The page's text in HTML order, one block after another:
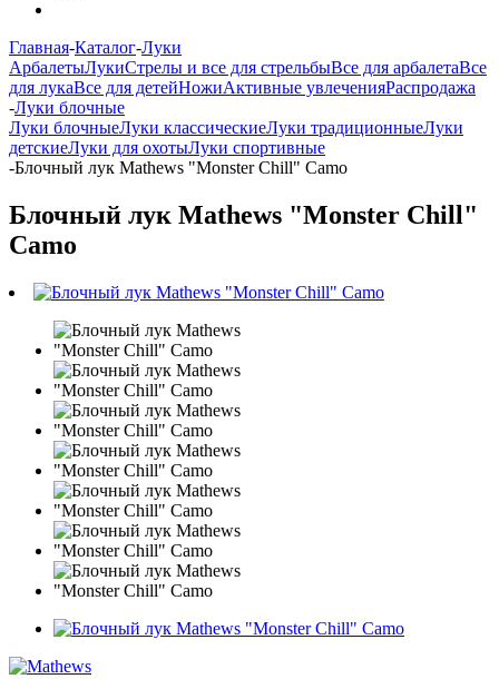
Главная-Каталог-Луки
АрбалетыЛукиСтрелы и все для стрельбыВсе для арбалетаВсе
для лукаВсе для детейНожиАктивные увлеченияРаспродажа
-Луки блочные
Луки блочныеЛуки классическиеЛуки традиционныеЛуки
детскиеЛуки для охотыЛуки спортивные
-Блочный лук Mathews "Monster Chill" Camo
Блочный лук Mathews "Monster Chill"
Camo